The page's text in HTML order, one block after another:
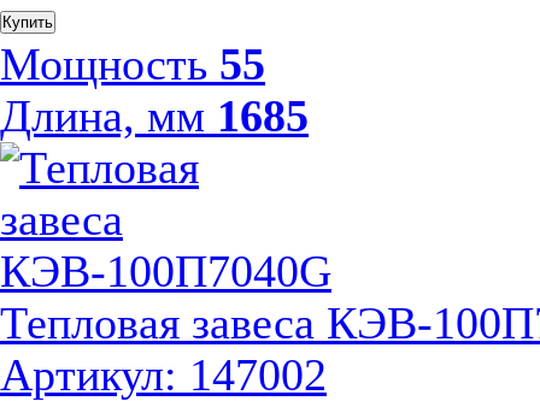
Купить
Мощность 55
Длина, мм 1685
Тепловая завеса КЭВ-
Артикул: 147002